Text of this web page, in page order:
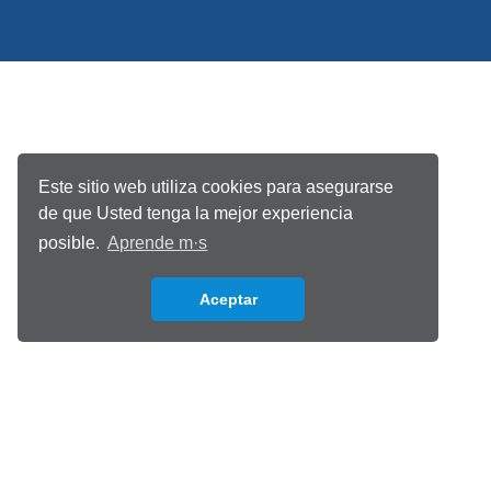
Este sitio web utiliza cookies para asegurarse
de que Usted tenga la mejor experiencia
posible. Aprende m·s
Aceptar